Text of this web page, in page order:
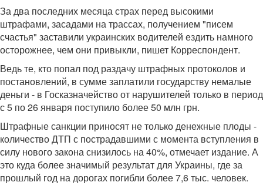
За два последних месяца страх перед высокими
штрафами, засадами на трассах, получением "писем
счастья" заставили украинских водителей ездить намного
осторожнее, чем они привыкли, пишет Корреспондент.
Ведь те, кто попал под раздачу штрафных протоколов и
постановлений, в сумме заплатили государству немалые
деньги - в Госказначейство от нарушителей только в период
с 5 по 26 января поступило более 50 млн грн.
Штрафные санкции приносят не только денежные плоды -
количество ДТП с пострадавшими с момента вступления в
силу нового закона снизилось на 40%, отмечает издание. А
это куда более значимый результат для Украины, где за
прошлый год на дорогах погибли более 7,6 тыс. человек.